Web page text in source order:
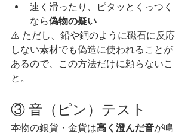
速く滑ったり、ピタッとくっつく
なら偽物の疑い
⚠️ ただし、鉛や銅のように磁石に反応
しない素材でも偽造に使われることが
あるので、この方法だけに頼らないこ
と。
③ 音（ピン）テスト
本物の銀貨・金貨は高く澄んだ音が鳴